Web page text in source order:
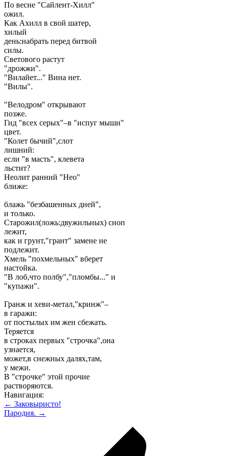
По весне "Сайлент-Хилл"
ожил.
Как Ахилл в свой шатер,
хилый
день:набрать перед битвой
силы.
Светового растут
"дрожжи".
"Вилайет..." Вина нет.
"Вилы".
"Велодром" открывают
позже.
Гид "всех серых"–в "испуг мыши"
цвет.
"Колет бычий",слот
лишний:
если "в масть", клевета
льстит?
Неолит ранний "Нео"
ближе:
блажь "безбашенных дней",
и только.
Старожил(ложь:двужильных) сноп
лежит,
как и грунт,"грант" замене не
подлежит.
Хмель "похмельных" вберет
настойка.
"В лоб,что полбу","пломбы..." и
"купажи".
Гранж и хеви-метал,"кринж"–
в гаражи:
от постылых им жен сбежать.
Теряется
в строках первых "строчка",она
узнается,
может,в снежных далях,там,
у межи.
В "строчке" этой прочие
растворяются.
Навигация:
← Заковыристо!
Пародия. →